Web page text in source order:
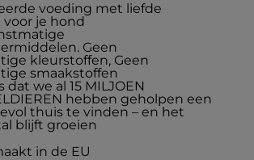
voeding met liefde
je hond
Geen
kleurstoffen, Geen
smaakstoffen
dat we al 15 MILJOEN
hebben geholpen een
thuis te vinden – en het
blijft groeien
in de EU